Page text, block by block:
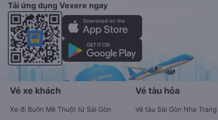
Tải ứng dụng Vexere ngay
Vé xe khách
Xe đi Buôn Mê Thuột từ Sài Gòn
Vé tàu hỏa
Vé tàu Sài Gòn Nha Trang